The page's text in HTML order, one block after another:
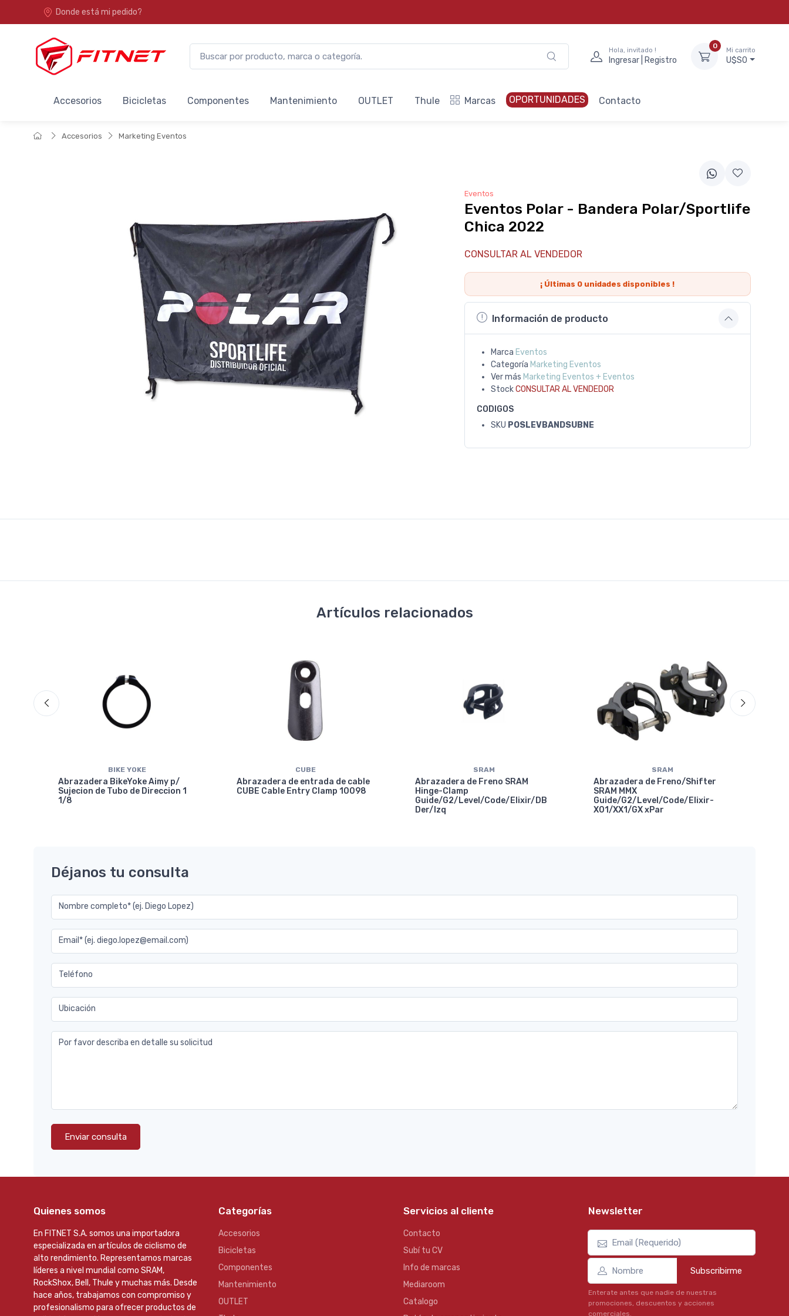
Donde está mi pedido?
Hola, invitado !
Ingresar | Registro
0
Mi carrito
U$S0
Accesorios Bicicletas Componentes Mantenimiento OUTLET Thule Marcas OPORTUNIDADES Contacto
Accesorios Marketing Eventos
Eventos
Eventos Polar - Bandera Polar/Sportlife
Chica 2022
CONSULTAR AL VENDEDOR
¡ Últimas 0 unidades disponibles !
Información de producto
Marca Eventos
Categoría Marketing Eventos
Ver más Marketing Eventos + Eventos
StockCONSULTAR AL VENDEDOR
CODIGOS
SKU POSLEVBANDSUBNE
Artículos relacionados
BIKE YOKE
Abrazadera BikeYoke Aimy p/
Sujecion de Tubo de Direccion 1
1/8
CUBE
Abrazadera de entrada de cable
CUBE Cable Entry Clamp 10098
SRAM
Abrazadera de Freno SRAM
Hinge-Clamp
Guide/G2/Level/Code/Elixir/DB
Der/Izq
SRAM
Abrazadera de Freno/Shifter
SRAM MMX
Guide/G2/Level/Code/Elixir-
X01/XX1/GX xPar
Déjanos tu consulta
Nombre completo* (ej. Diego Lopez)
Email* (ej. diego.lopez@email.com)
Teléfono
Ubicación
Por favor describa en detalle su solicitud
Enviar consulta
Quienes somos
En FITNET S.A. somos una importadora
especializada en artículos de ciclismo de
alto rendimiento. Representamos marcas
líderes a nivel mundial como SRAM,
RockShox, Bell, Thule y muchas más. Desde
hace años, trabajamos con compromiso y
profesionalismo para ofrecer productos de
Categorías
Accesorios
Bicicletas
Componentes
Mantenimiento
OUTLET
Servicios al cliente
Contacto
Subí tu CV
Info de marcas
Mediaroom
Catalogo
Newsletter
Subscribirme
Enterate antes que nadie de nuestras
promociones, descuentos y acciones
comerciales.